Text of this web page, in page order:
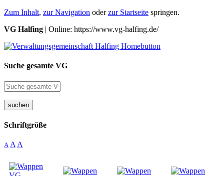
Zum Inhalt, zur Navigation oderzur Startseite springen.
VG Halfing | Online: https://www.vg-halfing.de/
Suche gesamte VG
suchen
Schriftgröße
A A A